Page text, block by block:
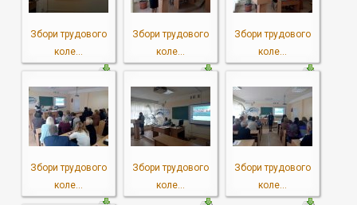
Збори трудового
коле...
Збори трудового
коле...
Збори трудового
коле...
Збори трудового
коле...
Збори трудового
коле...
Збори трудового
коле...